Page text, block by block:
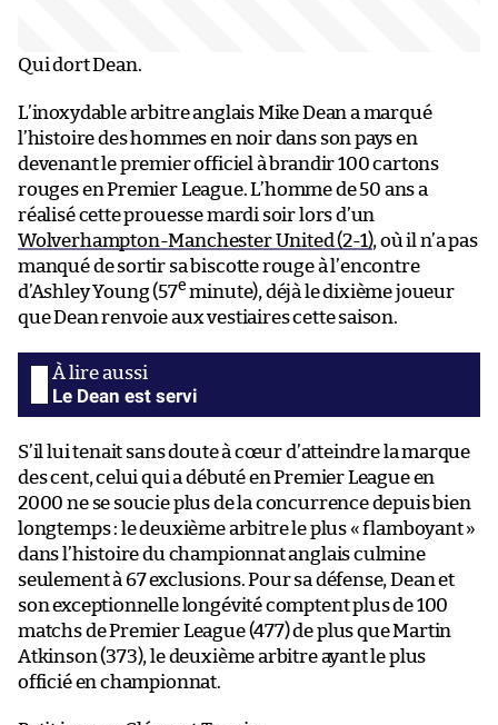
Qui dort Dean.
L’inoxydable arbitre anglais Mike Dean a marqué
l’histoire des hommes en noir dans son pays en
devenant le premier officiel à brandir 100 cartons
rouges en Premier League. L’homme de 50 ans a
réalisé cette prouesse mardi soir lors d’un
Wolverhampton-Manchester United (2-1), où il n’a pas
manqué de sortir sa biscotte rouge à l’encontre
d’Ashley Young (57e minute), déjà le dixième joueur
que Dean renvoie aux vestiaires cette saison.
Le Dean est servi
S’il lui tenait sans doute à cœur d’atteindre la marque
des cent, celui qui a débuté en Premier League en
2000 ne se soucie plus de la concurrence depuis bien
longtemps : le deuxième arbitre le plus « flamboyant »
dans l’histoire du championnat anglais culmine
seulement à 67 exclusions. Pour sa défense, Dean et
son exceptionnelle longévité comptent plus de 100
matchs de Premier League (477) de plus que Martin
Atkinson (373), le deuxième arbitre ayant le plus
officié en championnat.